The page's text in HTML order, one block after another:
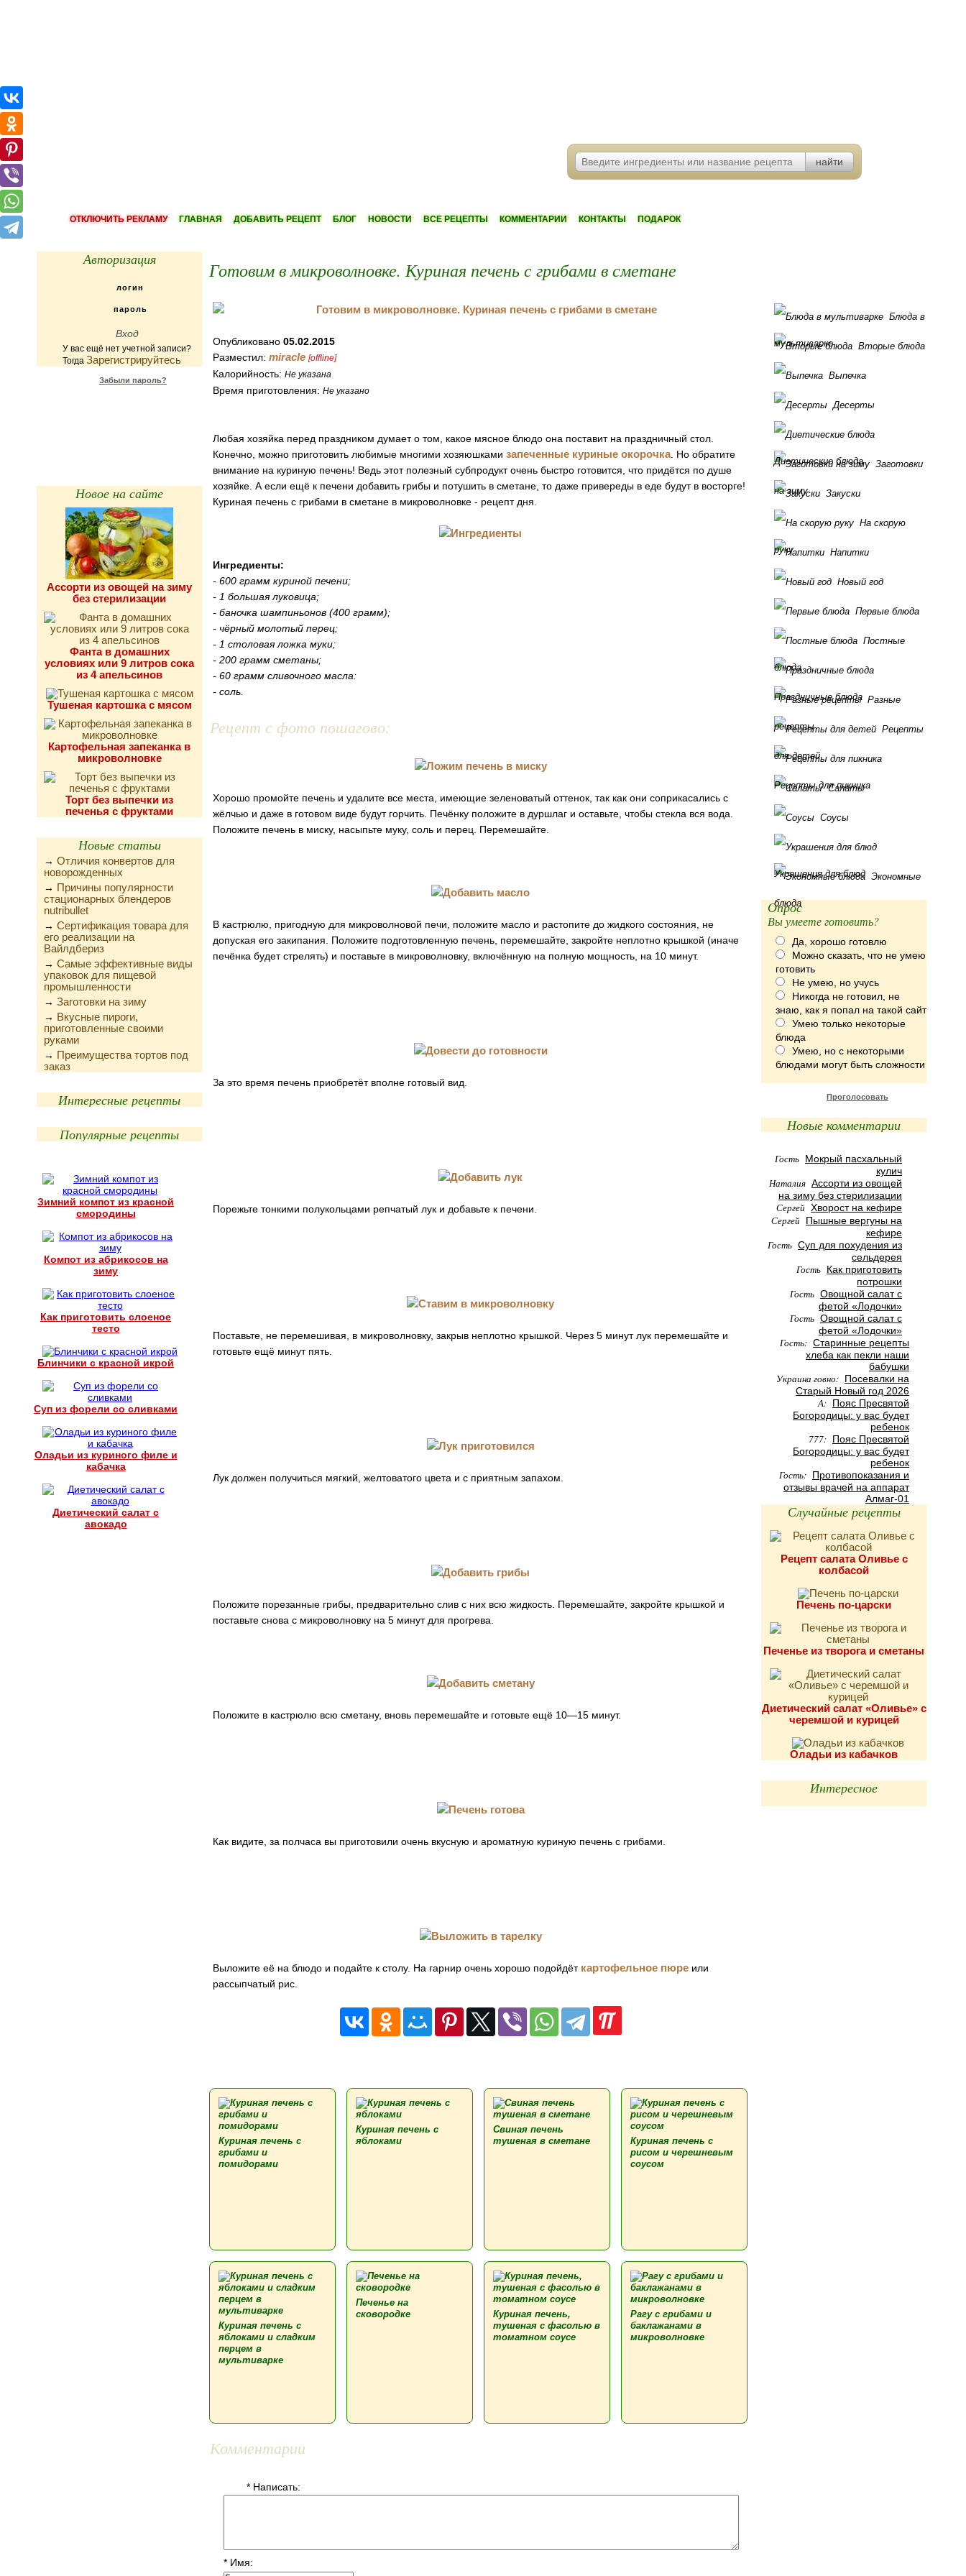
ОТКЛЮЧИТЬ РЕКЛАМУ ГЛАВНАЯ ДОБАВИТЬ РЕЦЕПТ БЛОГ НОВОСТИ ВСЕ РЕЦЕПТЫ КОММЕНТАРИИ КОНТАКТЫ ПОДАРОК
Авторизация
У вас ещё нет учетной записи?
Тогда Зарегистрируйтесь
Забыли пароль?
Новое на сайте
Ассорти из овощей на зиму
без стерилизации
Фанта в домашних
условиях или 9 литров сока
из 4 апельсинов
Тушеная картошка с мясом
Картофельная запеканка в
микроволновке
Торт без выпечки из
печенья с фруктами
Новые статьи
→ Отличия конвертов для
новорожденных
→ Причины популярности
стационарных блендеров
nutribullet
→ Сертификация товара для
его реализации на
Вайлдбериз
→ Самые эффективные виды
упаковок для пищевой
промышленности
→ Заготовки на зиму
→ Вкусные пироги,
приготовленные своими
руками
→ Преимущества тортов под
заказ
Интересные рецепты
Популярные рецепты
Зимний компот из красной
смородины
Компот из абрикосов на
зиму
Как приготовить слоеное
тесто
Блинчики с красной икрой
Суп из форели со сливками
Оладьи из куриного филе и
кабачка
Диетический салат с
авокадо
Готовим в микроволновке. Куриная печень с грибами в сметане
Опубликовано 05.02.2015
Разместил: miracle [offline]
Калорийность: Не указана
Время приготовления: Не указано
Любая хозяйка перед праздником думает о том, какое мясное блюдо она поставит на праздничный стол.
Конечно, можно приготовить любимые многими хозяюшками запеченные куриные окорочка. Но обратите
внимание на куриную печень! Ведь этот полезный субпродукт очень быстро готовится, что придётся по душе
хозяйке. А если ещё к печени добавить грибы и потушить в сметане, то даже привереды в еде будут в восторге!
Куриная печень с грибами в сметане в микроволновке - рецепт дня.
Ингредиенты:
- 600 грамм куриной печени;
- 1 большая луковица;
- баночка шампиньонов (400 грамм);
- чёрный молотый перец;
- 1 столовая ложка муки;
- 200 грамм сметаны;
- 60 грамм сливочного масла:
- соль.
Рецепт с фото пошагово:
Хорошо промойте печень и удалите все места, имеющие зеленоватый оттенок, так как они соприкасались с
жёлчью и даже в готовом виде будут горчить. Печёнку положите в дуршлаг и оставьте, чтобы стекла вся вода.
Положите печень в миску, насыпьте муку, соль и перец. Перемешайте.
В кастрюлю, пригодную для микроволновой печи, положите масло и растопите до жидкого состояния, не
допуская его закипания. Положите подготовленную печень, перемешайте, закройте неплотно крышкой (иначе
печёнка будет стрелять) и поставьте в микроволновку, включённую на полную мощность, на 10 минут.
За это время печень приобретёт вполне готовый вид.
Порежьте тонкими полукольцами репчатый лук и добавьте к печени.
Поставьте, не перемешивая, в микроволновку, закрыв неплотно крышкой. Через 5 минут лук перемешайте и
готовьте ещё минут пять.
Лук должен получиться мягкий, желтоватого цвета и с приятным запахом.
Положите порезанные грибы, предварительно слив с них всю жидкость. Перемешайте, закройте крышкой и
поставьте снова с микроволновку на 5 минут для прогрева.
Положите в кастрюлю всю сметану, вновь перемешайте и готовьте ещё 10—15 минут.
Как видите, за полчаса вы приготовили очень вкусную и ароматную куриную печень с грибами.
Выложите её на блюдо и подайте к столу. На гарнир очень хорошо подойдёт картофельное пюре или
рассыпчатый рис.
Куриная печень с
грибами и
помидорами
Куриная печень с
яблоками
Свиная печень
тушеная в сметане
Куриная печень с
рисом и черешневым
соусом
Куриная печень с
яблоками и сладким
перцем в
мультиварке
Печенье на
сковородке
Куриная печень,
тушеная с фасолью в
томатном соусе
Рагу с грибами и
баклажанами в
микроволновке
Комментарии
* Написать:
* Имя:
Блюда в
мультиварке Вторые блюда
Выпечка
Десерты
Диетические блюда Заготовки
на зиму Закуски
На скорую
руку Напитки
Новый год
Первые блюда
Постные
блюда
Праздничные блюда Разные
рецепты Рецепты
для детей
Рецепты для пикника
Салаты
Соусы
Украшения для блюд Экономные
блюда
Опрос
Вы умеете готовить?
Да, хорошо готовлю
Можно сказать, что не умею
готовить
Не умею, но учусь
Никогда не готовил, не
знаю, как я попал на такой сайт
Умею только некоторые
блюда
Умею, но с некоторыми
блюдами могут быть сложности
Проголосовать
Новые комментарии
Гость Мокрый пасхальный
кулич
Наталия Ассорти из овощей
на зиму без стерилизации
Сергей Хворост на кефире
Сергей Пышные вергуны на
кефире
Гость Суп для похудения из
сельдерея
Гость Как приготовить
потрошки
Гость Овощной салат с
фетой «Лодочки»
Гость Овощной салат с
фетой «Лодочки»
Гость: Старинные рецепты
хлеба как пекли наши
бабушки
Украина говно: Посевалки на
Старый Новый год 2026
А: Пояс Пресвятой
Богородицы: у вас будет
ребенок
777: Пояс Пресвятой
Богородицы: у вас будет
ребенок
Гость: Противопоказания и
отзывы врачей на аппарат
Алмаг-01
Случайные рецепты
Рецепт салата Оливье с
колбасой
Печень по-царски
Печенье из творога и сметаны
Диетический салат «Оливье» с
черемшой и курицей
Оладьи из кабачков
Интересное